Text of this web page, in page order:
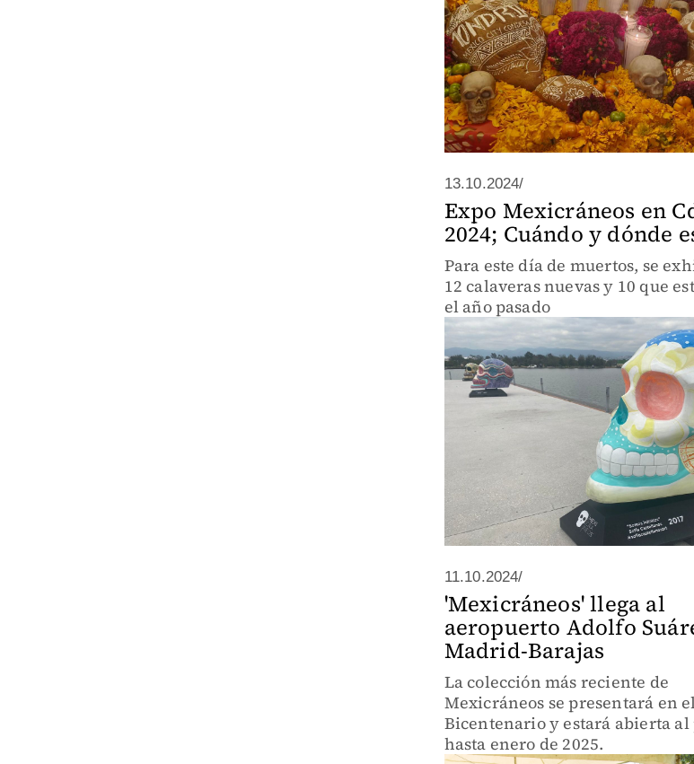
13.10.2024/
Expo Mexicráneos en
2024; Cuándo y dónde
Para este día de muertos, se
12 calaveras nuevas y 10 que
el año pasado
11.10.2024/
'Mexicráneos' llega al
aeropuerto Adolfo
Madrid-Barajas
La colección más reciente de
Mexicráneos se presentará en
Bicentenario y estará abierta
hasta enero de 2025.